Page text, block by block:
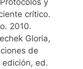
crítico.
2010.
Gloria,
de
edición, ed.